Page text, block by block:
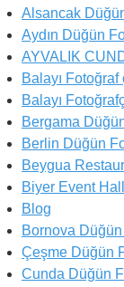
Alsancak
Aydın Düğün
AYVALIK
Balayı Fotoğraf
Balayı
Bergama
Berlin Düğün
Beygua
Biyer Event Hall
Blog
Bornova Düğün
Çeşme Düğün
Cunda Düğün